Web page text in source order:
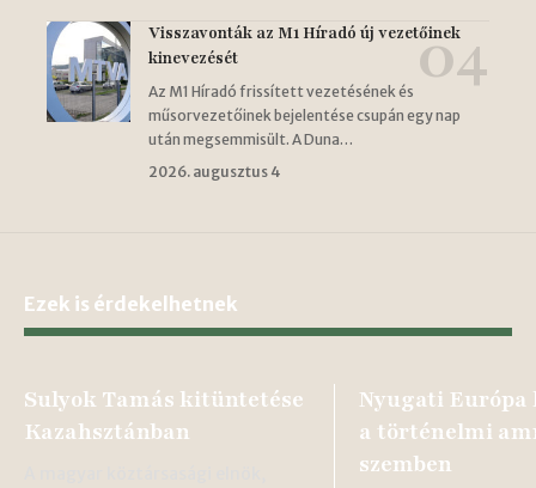
Visszavonták az M1 Híradó új vezetőinek
kinevezését
Az M1 Híradó frissített vezetésének és
műsorvezetőinek bejelentése csupán egy nap
után megsemmisült. A Duna…
2026. augusztus 4
Ezek is érdekelhetnek
Sulyok Tamás kitüntetése
Kazahsztánban
Nyugati Európa
a történelmi
szemben